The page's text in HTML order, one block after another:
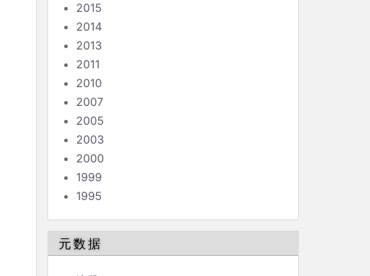
2015
2014
2013
2011
2010
2007
2005
2003
2000
1999
1995
元数据